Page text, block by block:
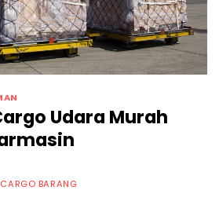
Udara Murah
CARGO BARANG